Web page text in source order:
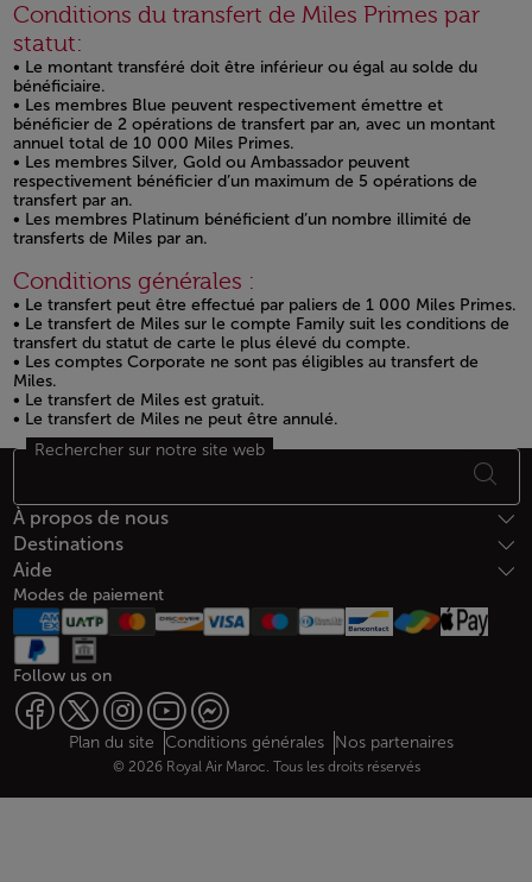
Conditions du transfert de Miles Primes par
statut:
• Le montant transféré doit être inférieur ou égal au solde du
bénéficiaire.
• Les membres Blue peuvent respectivement émettre et
bénéficier de 2 opérations de transfert par an, avec un montant
annuel total de 10 000 Miles Primes.
• Les membres Silver, Gold ou Ambassador peuvent
respectivement bénéficier d’un maximum de 5 opérations de
transfert par an.
• Les membres Platinum bénéficient d’un nombre illimité de
transferts de Miles par an.
Conditions générales :
• Le transfert peut être effectué par paliers de 1 000 Miles Primes.
• Le transfert de Miles sur le compte Family suit les conditions de
transfert du statut de carte le plus élevé du compte.
• Les comptes Corporate ne sont pas éligibles au transfert de
Miles.
• Le transfert de Miles est gratuit.
• Le transfert de Miles ne peut être annulé.
Bas de page Plan du site
Rechercher sur notre site web
À propos de nous
Destinations
Aide
Modes de paiement
Follow us on
Web map links
$Title.getData()
Plan du site Conditions générales Nos partenaires
© 2026 Royal Air Maroc. Tous les droits réservés